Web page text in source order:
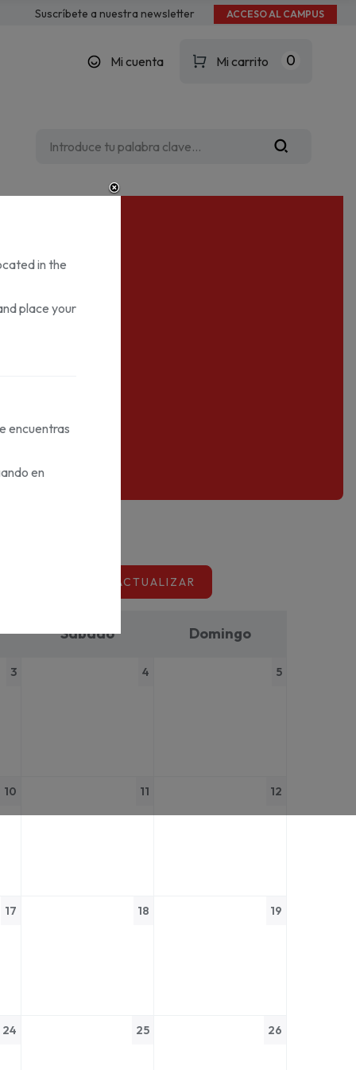
Suscríbete a nuestra newsletter ACCESO AL CAMPUS
Mi cuenta Mi carrito 0
ACTUALIZAR
Sábado Domingo
3 4 5
10 11 12
17 18 19
24 25 26
in the
place your
encuentras
en